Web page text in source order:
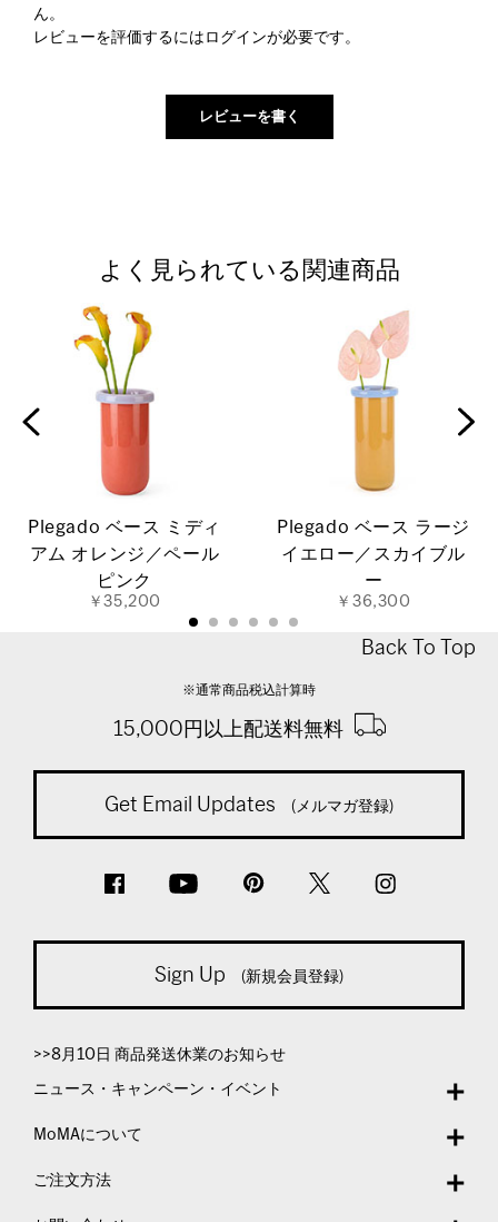
ん。
レビューを評価するには ログインが必要です。
よく見られている関連商品
Plegado ベース ミディ
アム オレンジ／ペール
ピンク
￥35,200
Plegado ベース ラージ
イエロー／スカイブル
ー
￥36,300
Back To Top
※通常商品税込計算時
15,000円以上配送料無料
Get Email Updates (メルマガ登録)
Sign Up (新規会員登録)
>>8月10日 商品発送休業のお知らせ
ニュース・キャンペーン・イベント
MoMAについて
ご注文方法